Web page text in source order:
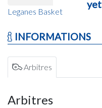
Leganes Basket
yet
INFORMATIONS
Arbitres
Arbitres